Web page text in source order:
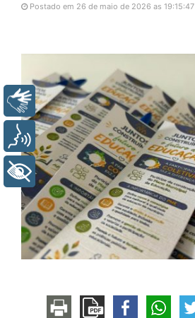
Postado em 26 de maio de 2026 as 19:15:47
Libras
Voz
+ Acessibilidade